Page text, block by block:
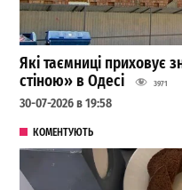
Які таємниці приховує
стіною» в Одесі
3971
30-07-2026 в 19:58
КОМЕНТУЮТЬ